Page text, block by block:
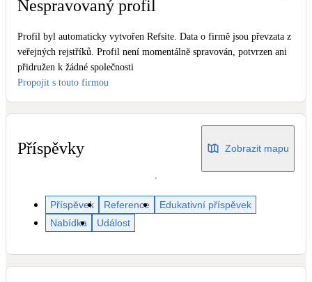
Solární termický systém
Na přípravu teplé vody i přitápění
Větrání s rekuperací
Teplovzdušné vytápění
Nespravovaný profil
Profil byl automaticky vytvořen Refsite. Data o firmě jsou převzata z
veřejných rejstříků. Profil není momentálně spravován, potvrzen ani
přidružen k žádné společnosti
Propojit s touto firmou
Příspěvky Zobrazit mapu
Příspěvek Reference
Edukativní příspěvek
Nabídka
Událost